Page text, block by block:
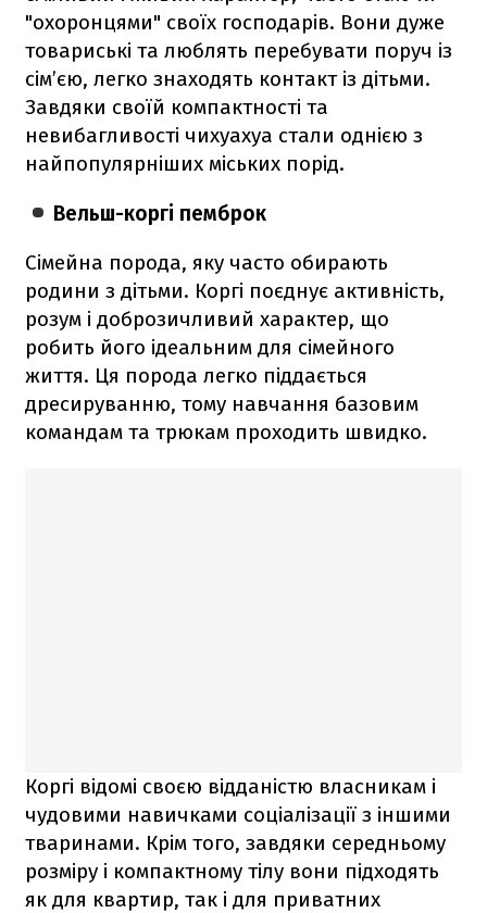
"охоронцями" своїх господарів. Вони дуже
товариські та люблять перебувати поруч із
сім’єю, легко знаходять контакт із дітьми.
Завдяки своїй компактності та
невибагливості чихуахуа стали однією з
найпопулярніших міських порід.
Вельш-коргі пемброк
Сімейна порода, яку часто обирають
родини з дітьми. Коргі поєднує активність,
розум і доброзичливий характер, що
робить його ідеальним для сімейного
життя. Ця порода легко піддається
дресируванню, тому навчання базовим
командам та трюкам проходить швидко.
Коргі відомі своєю відданістю власникам і
чудовими навичками соціалізації з іншими
тваринами. Крім того, завдяки середньому
розміру і компактному тілу вони підходять
як для квартир, так і для приватних